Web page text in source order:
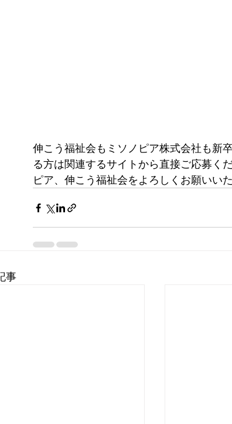
伸こう福祉会もミソノピア株式会社も新
る方は関連するサイトから直接ご応募く
ピア、伸こう福祉会をよろしくお願いいた
事